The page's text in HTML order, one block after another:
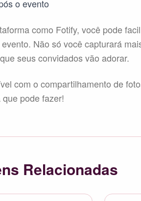
o evento
como Fotify, você pode
Não só você capturará
seus convidados vão adorar.
com o compartilhamento de
pode fazer!
Relacionadas